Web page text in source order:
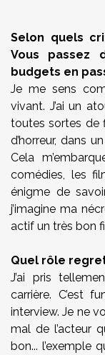
Selon quels
Vous passez
budgets en
Je me sens
vivant. J’ai un
toutes sortes de
d’horreur, dans
Cela
comédies, les
énigme de
j’imagine ma
actif un très bon
Quel rôle
J’ai pris
carrière. C’est
interview. Je ne
mal de l’acteur
bon... l’exemple